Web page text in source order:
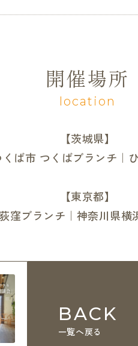
開催場所
location
【茨城県】
ば市 つくばブランチ｜
【東京都】
窪ブランチ｜神奈川県横
BACK
一覧へ戻る